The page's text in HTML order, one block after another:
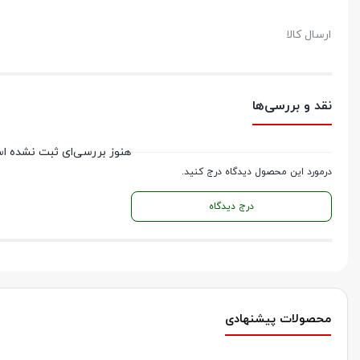
ارسال کالا
نقد و بررسی‌ها
درمورد این محصول دیدگاه درج کنید.
درج دیدگاه
هنوز بررسی‌ای ثبت نشده
محصولات پیشنهادی